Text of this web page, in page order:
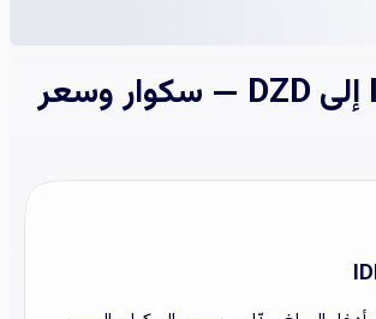
محوّل IDR إلى DZD — سكوار وسعر